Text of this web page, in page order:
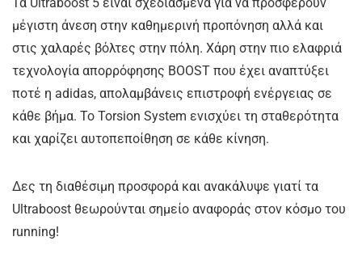
μέγιστη άνεση στην καθημερινή προπόνηση αλλά και
στις χαλαρές βόλτες στην πόλη. Χάρη στην πιο ελαφριά
τεχνολογία απορρόφησης BOOST που έχει αναπτύξει
ποτέ η adidas, απολαμβάνεις επιστροφή ενέργειας σε
κάθε βήμα. Το Torsion System ενισχύει τη σταθερότητα
και χαρίζει αυτοπεποίθηση σε κάθε κίνηση.
Δες τη διαθέσιμη προσφορά και ανακάλυψε γιατί τα
Ultraboost θεωρούνται σημείο αναφοράς στον κόσμο του
running!